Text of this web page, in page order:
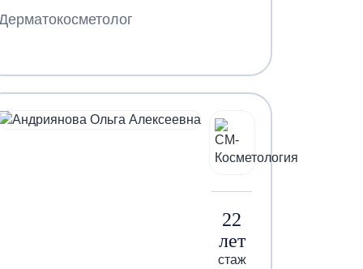
22
лет
стаж